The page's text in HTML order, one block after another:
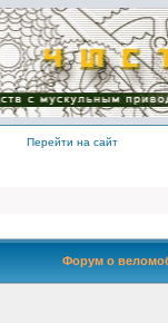
Перейти на сайт
Форум о